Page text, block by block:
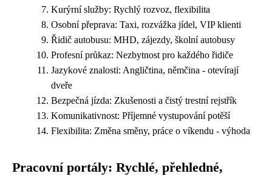
Kurýrní služby: Rychlý rozvoz, flexibilita
Osobní přeprava: Taxi, rozvážka jídel, VIP klienti
Řidič autobusu: MHD, zájezdy, školní autobusy
Profesní průkaz: Nezbytnost pro každého řidiče
Jazykové znalosti: Angličtina, němčina - otevírají
dveře
Bezpečná jízda: Zkušenosti a čistý trestní rejstřík
Komunikativnost: Příjemné vystupování potěší
Flexibilita: Změna směny, práce o víkendu - výhoda
Pracovní portály: Rychlé, přehledné,